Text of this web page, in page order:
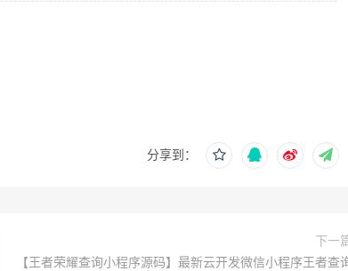
分享到：
下一
【王者荣耀查询小程序源码】最新云开发微信小程序王者查